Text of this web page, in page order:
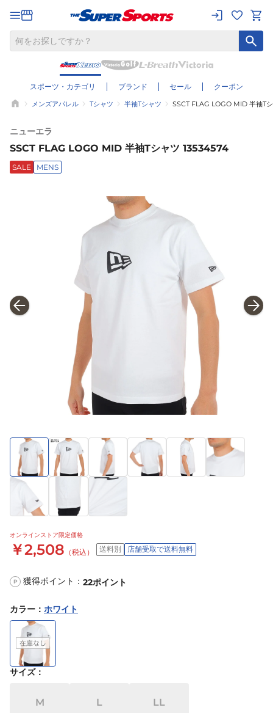
スポーツ・カテゴリ ブランド セール クーポン
メンズアパレル Tシャツ 半袖Tシャツ SSCT FLAG LOGO MID 半袖T
ニューエラ
SSCT FLAG LOGO MID 半袖Tシャツ 13534574
SALE MENS
オンラインストア限定価格
￥2,508 （税込） 送料別 店舗受取で送料無料
P 獲得ポイント： 22ポイント
カラー ： ホワイト
サイズ：
M L LL